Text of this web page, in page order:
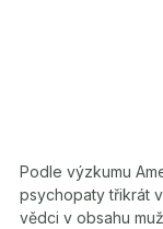
Podle výzkumu
psychopaty třikrát
vědci v obsahu